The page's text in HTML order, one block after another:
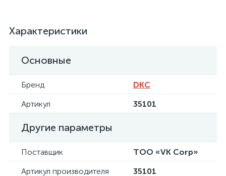
Характеристики
Основные
Бренд
DKC
Артикул
35101
Другие параметры
Поставщик
ТОО «VK Corp»
Артикул производителя
35101